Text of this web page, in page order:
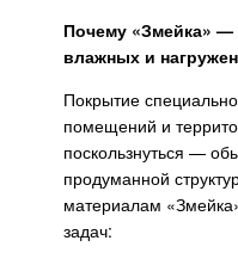
Почему «Змейка»
влажных и
Покрытие
помещений и
поскользнуться —
продуманной
материалам
задач: